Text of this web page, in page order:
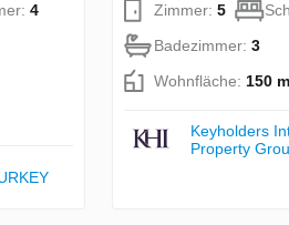
4
Zimmer: 5
Badezimmer: 3
Wohnfläche: 150
Keyholders
Property